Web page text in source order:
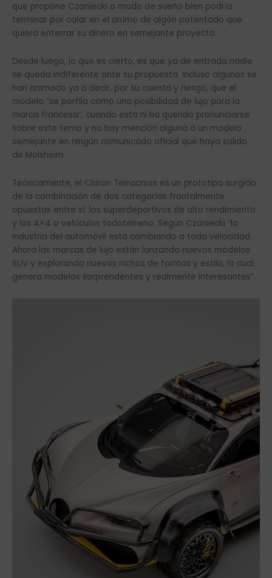
que propone Czaniecki a modo de sueño bien podría
terminar por calar en el anímo de algón potentado que
quiera enterrar su dinero en semejante proyecto.
Desde luego, lo que es cierto, es que ya de entrada nadie
se queda indiferente ante su propuesta. Incluso algunos se
han animado ya a decir, por su cuenta y riesgo, que el
modelo “se perfila como una posibilidad de lujo para la
marca francesa”, cuando esta ni ha querido pronunciarse
sobre este tema y no hay mención alguna a un modelo
semejante en ningún comunicado oficial que haya salido
de Molsheim.
Teóricamente, el Chiron Terracross es un prototipo surgido
de la combinación de dos categorías frontalmente
opuestas entre sí: los súperdeportivos de alto rendimiento
y los 4×4 o vehículos todoterreno. Según Czaniecki “la
industria del automóvil está cambiando a toda velocidad.
Ahora las marcas de lujo están lanzando nuevos modelos
SUV y explorando nuevos nichos de formas y estilo, lo cual
genera modelos sorprendentes y realmente interesantes”.